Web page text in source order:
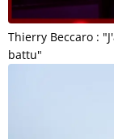
Thierry Beccaro :
battu"